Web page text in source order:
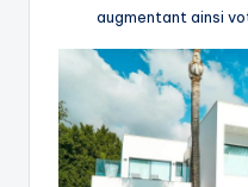
augmentant ainsi